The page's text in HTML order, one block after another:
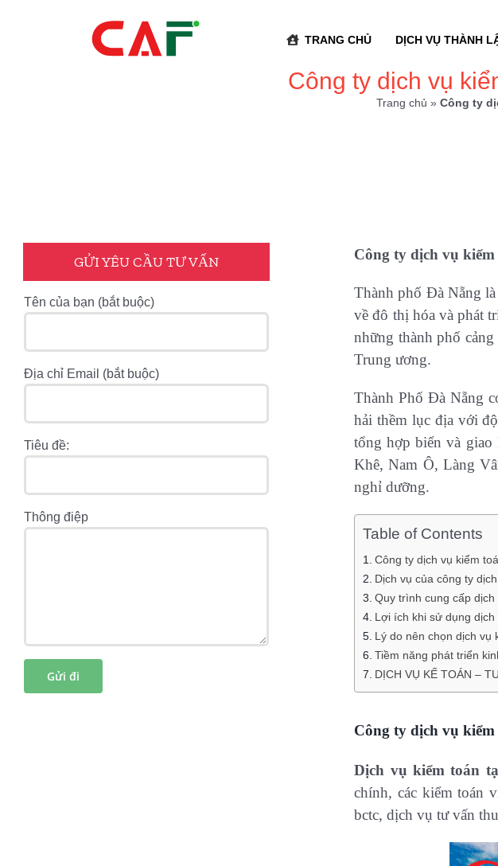
TRANG CHỦ DỊCH VỤ THÀNH
Công ty dịch vụ
Trang chủ » Công ty
Công ty dịch vụ
Thành phố Đà Nẵng
về đô thị hóa và phát
những thành phố
Trung ương.
Thành Phố Đà Nẵng
hải thềm lục địa với
tổng hợp biển và
Khê, Nam Ô, Làng
nghỉ dưỡng.
Table of Contents
Công ty dịch vụ kiểm
Dịch vụ của công ty
Quy trình cung cấp
Lợi ích khi sử dụng
Lý do nên chọn dịch vụ
Tiềm năng phát triển
DỊCH VỤ KẾ TOÁN –
Công ty dịch vụ
Dịch vụ kiểm toán
chính, các kiểm toán
bctc, dịch vụ tư vấn
GỬI YÊU CẦU TƯ VẤN
Tên của bạn (bắt buộc)
Địa chỉ Email (bắt buộc)
Tiêu đề:
Thông điệp